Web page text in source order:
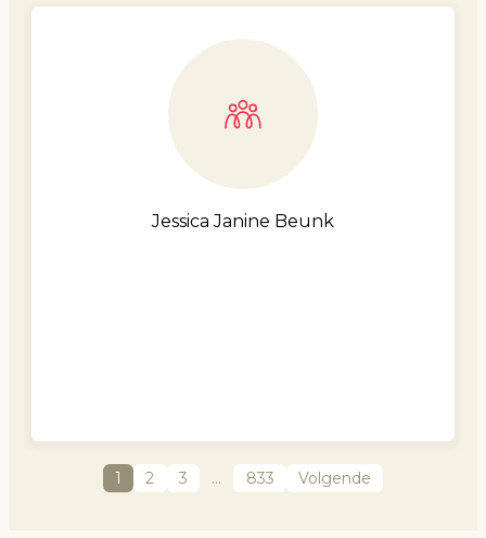
Jessica Janine Beunk
1 2 3 … 833 Volgende